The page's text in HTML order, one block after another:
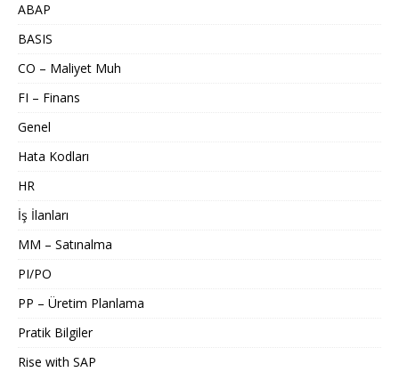
ABAP
BASIS
CO – Maliyet Muh
FI – Finans
Genel
Hata Kodları
HR
İş İlanları
MM – Satınalma
PI/PO
PP – Üretim Planlama
Pratik Bilgiler
Rise with SAP